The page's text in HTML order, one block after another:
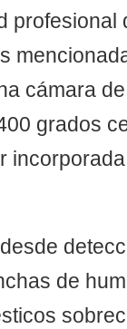
profesional
cámara
grados
de